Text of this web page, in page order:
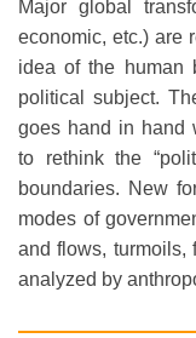
Major global
economic, etc.) are
idea of the human
political subject.
goes hand in hand
to rethink the
boundaries. New
modes of
and flows, turmoils,
analyzed by